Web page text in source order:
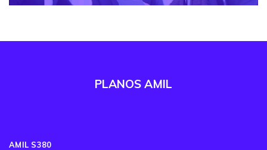
PLANOS AMIL
AMIL S380